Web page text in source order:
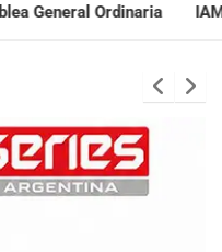
ARGENTINA: Baradero